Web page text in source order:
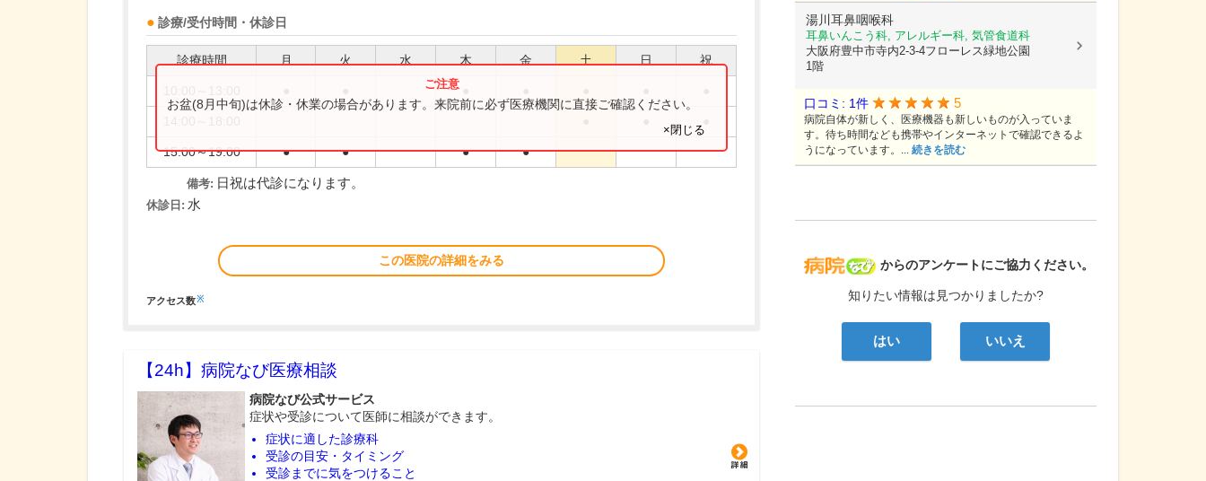
診療/受付時間・休診日
診療時間 月 火 水 木 金 土 日 祝
15:00～19:00 ● ● ● ●
お盆(8月中旬)は休診・休業の場合があります。来院前に必ず医療機関に直接ご確認ください。
×閉じる
備考: 日祝は代診になります。
休診日: 水
この医院の詳細をみる
アクセス数※
【24h】 病院なび医療相談
病院なび公式サービス
症状や受診について医師に相談ができます。
症状に適した診療科
受診の目安・タイミング
受診までに気をつけること
病院なび
からのアンケートにご協力ください。
知りたい情報は見つかりましたか?
はい いいえ
湯川耳鼻咽喉科
耳鼻いんこう科, アレルギー科, 気管食道科
大阪府豊中市寺内2-3-4フローレス緑地公園
1階
口コミ: 1件 5
病院自体が新しく、医療機器も新しいものが入っていま
す。待ち時間なども携帯やインターネットで確認できるよ
うになっています。... 続きを読む